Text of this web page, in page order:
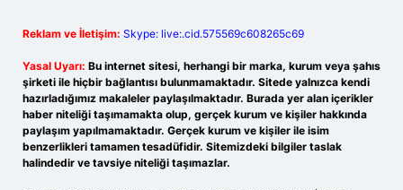
Reklam ve İletişim: Skype: live:.cid.575569c608265c69
Yasal Uyarı: Bu internet sitesi, herhangi bir marka, kurum veya şahıs
şirketi ile hiçbir bağlantısı bulunmamaktadır. Sitede yalnızca kendi
hazırladığımız makaleler paylaşılmaktadır. Burada yer alan içerikler
haber niteliği taşımamakta olup, gerçek kurum ve kişiler hakkında
paylaşım yapılmamaktadır. Gerçek kurum ve kişiler ile isim
benzerlikleri tamamen tesadüfidir. Sitemizdeki bilgiler taslak
halindedir ve tavsiye niteliği taşımazlar.